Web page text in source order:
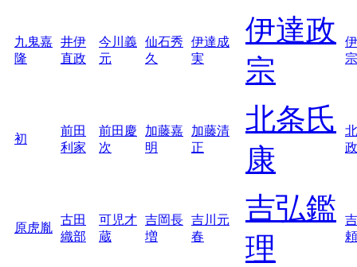
九鬼嘉
隆
井伊
直政
今川義
元
仙石秀
久
伊達成
実
伊達政
宗
宗
初
前田
利家
前田慶
次
加藤嘉
明
加藤清
正
北条氏
康
政
原虎胤
古田
織部
可児才
蔵
吉岡長
増
吉川元
春
吉弘鑑
理
頼